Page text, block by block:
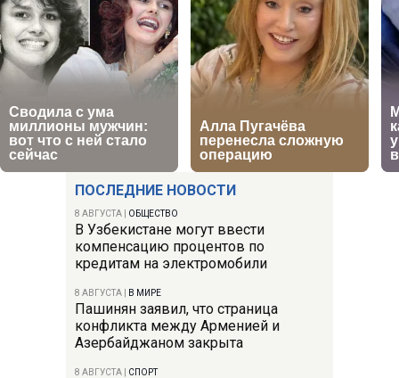
ПОСЛЕДНИЕ НОВОСТИ
8 АВГУСТА ОБЩЕСТВО
В Узбекистане могут ввести
компенсацию процентов по
кредитам на электромобили
8 АВГУСТА В МИРЕ
Пашинян заявил, что страница
конфликта между Арменией и
Азербайджаном закрыта
8 АВГУСТА СПОРТ